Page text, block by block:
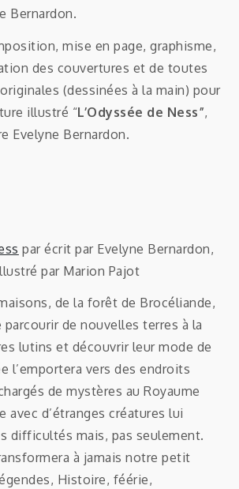
Bernardon.
mise en page, graphisme,
des couvertures et de toutes
(dessinées à la main) pour
illustré “L’Odyssée de Ness”,
Evelyne Bernardon.
par écrit par Evelyne Bernardon,
par Marion Pajot
de la forêt de Brocéliande,
parcourir de nouvelles terres à la
lutins et découvrir leur mode de
l’emportera vers des endroits
de mystères au Royaume
avec d’étranges créatures lui
difficultés mais, pas seulement.
à jamais notre petit
Histoire, féérie,